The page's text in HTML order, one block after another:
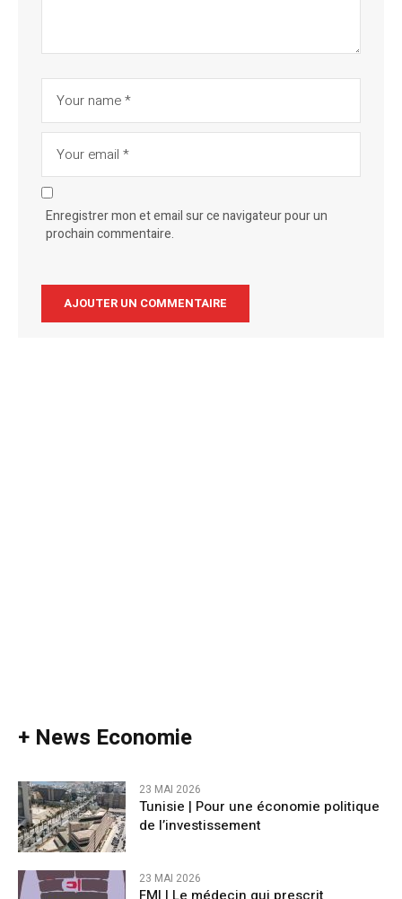
Enregistrer mon et email sur ce navigateur pour un
prochain commentaire.
+ News Economie
23 MAI 2026
Tunisie | Pour une économie politique
de l’investissement
23 MAI 2026